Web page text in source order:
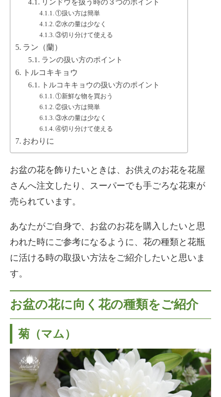
リンドウを扱う時の３つのポイント
①扱い方は簡単
②水の量は少なく
③切り分けて使える
ラン（蘭）
ランの扱い方のポイント
トルコキキョウ
トルコキキョウの扱い方のポイント
①新鮮な物を買おう
②扱い方は簡単
③水の量は少なく
④切り分けて使える
おわりに
お盆の花を飾りたいときは、お供えのお花を花屋
さんへ注文したり、スーパーでも手ごろな花束が
売られています。
あなたがご自身で、お盆のお花を購入したいと思
われた時にご参考になるように、花の種類と花瓶
に活ける時の取扱い方法をご紹介したいと思いま
す。
お盆の花に向く花の種類をご紹介
菊（マム）